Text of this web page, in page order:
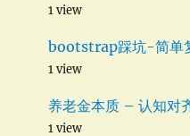
1 view
bootstrap踩坑-简单
1 view
养老金本质 – 认知对
1 view